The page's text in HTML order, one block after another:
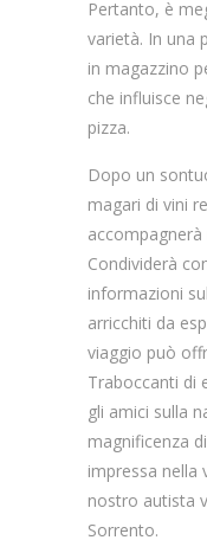
Pertanto, è
varietà. In una
in magazzino
che influisce
pizza.
Dopo un
magari di vini
Condividerà
informazioni
arricchiti da
viaggio può
Traboccanti di
gli amici sulla
magnificenza
impressa nella
nostro autista
Sorrento.